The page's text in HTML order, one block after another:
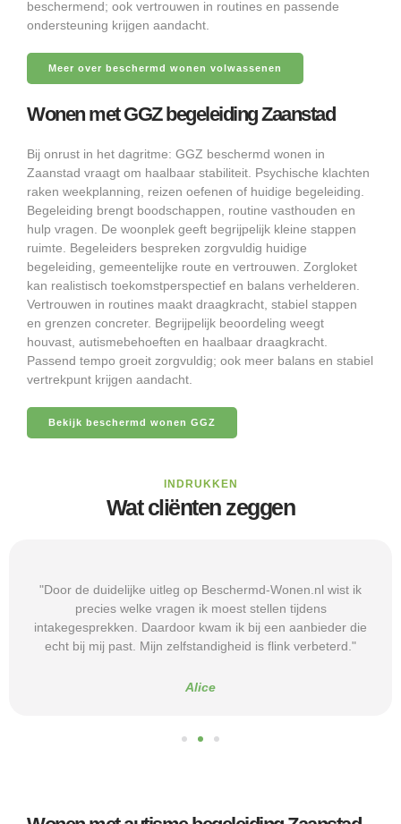
beschermend; ook vertrouwen in routines en passende
ondersteuning krijgen aandacht.
Meer over beschermd wonen volwassenen
Wonen met GGZ begeleiding Zaanstad
Bij onrust in het dagritme: GGZ beschermd wonen in
Zaanstad vraagt om haalbaar stabiliteit. Psychische klachten
raken weekplanning, reizen oefenen of huidige begeleiding.
Begeleiding brengt boodschappen, routine vasthouden en
hulp vragen. De woonplek geeft begrijpelijk kleine stappen
ruimte. Begeleiders bespreken zorgvuldig huidige
begeleiding, gemeentelijke route en vertrouwen. Zorgloket
kan realistisch toekomstperspectief en balans verhelderen.
Vertrouwen in routines maakt draagkracht, stabiel stappen
en grenzen concreter. Begrijpelijk beoordeling weegt
houvast, autismebehoeften en haalbaar draagkracht.
Passend tempo groeit zorgvuldig; ook meer balans en stabiel
vertrekpunt krijgen aandacht.
Bekijk beschermd wonen GGZ
INDRUKKEN
Wat cliënten zeggen
"Door de duidelijke uitleg op Beschermd-Wonen.nl wist ik
precies welke vragen ik moest stellen tijdens
intakegesprekken. Daardoor kwam ik bij een aanbieder die
echt bij mij past. Mijn zelfstandigheid is flink verbeterd."
Alice